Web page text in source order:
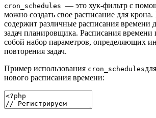
cron_schedules — это хук-фильтр с
можно создать свое расписание для
содержит различные расписания времени
задач планировщика. Расписания времени
собой набор параметров, определяющих
повторения задач.
Пример использования cron_schedules
нового расписания времени: